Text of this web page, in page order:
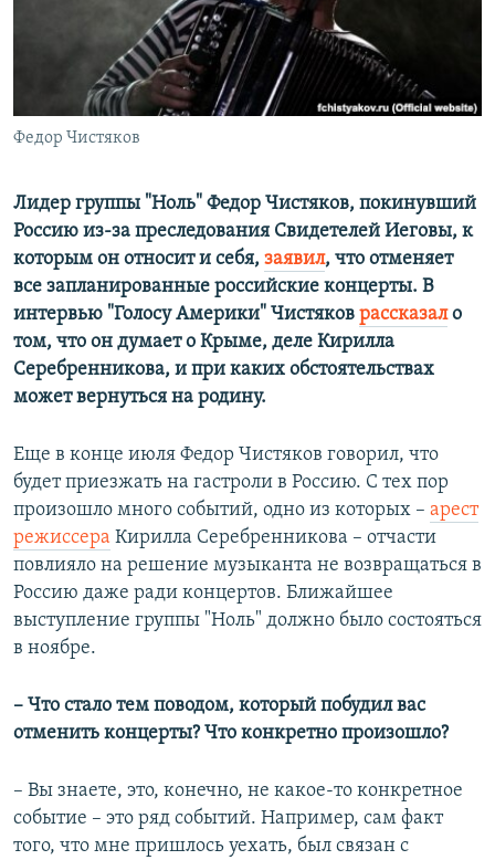
ПОБЕДИТЕЛЕЙ НЕ СУДЯТ?
КРЫМ.НЕПОКОРЕННЫЙ
УКРАИНСКАЯ ПРОБЛЕМА КРЫМА
ПРИСОЕДИНЯЙТЕСЬ!
Федор Чистяков
Лидер группы "Ноль" Федор Чистяков, покинувший
Россию из-за преследования Свидетелей Иеговы, к
которым он относит и себя, заявил, что отменяет
все запланированные российские концерты. В
интервью "Голосу Америки" Чистяков рассказало
том, что он думает о Крыме, деле Кирилла
Серебренникова, и при каких обстоятельствах
может вернуться на родину.
Еще в конце июля Федор Чистяков говорил, что
будет приезжать на гастроли в Россию. С тех пор
произошло много событий, одно из которых – арест
режиссера Кирилла Серебренникова – отчасти
повлияло на решение музыканта не возвращаться в
Россию даже ради концертов. Ближайшее
выступление группы "Ноль" должно было состояться
в ноябре.
– Что стало тем поводом, который побудил вас
отменить концерты? Что конкретно произошло?
– Вы знаете, это, конечно, не какое-то конкретное
событие – это ряд событий. Например, сам факт
того, что мне пришлось уехать, был связан с